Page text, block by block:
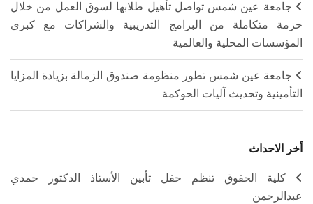
جامعة عين شمس تواصل تأهيل طلابها لسوق العمل من خلال
حزمة متكاملة من البرامج التدريبية والشراكات مع كبرى
المؤسسات المحلية والعالمية
جامعة عين شمس تطور منظومة صندوق الزمالة بزيادة المزايا
التأمينية وتحديث آليات الحوكمة
أخر الاحداث
كلية الحقوق تنظم حفل تأبين الأستاذ الدكتور حمدي
عبدالرحمن